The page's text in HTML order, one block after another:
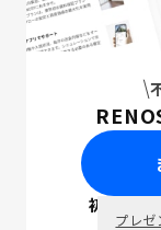
初回面談で
プレゼ